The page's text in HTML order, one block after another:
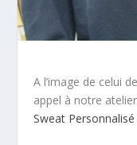
A l’image de celui
appel à notre
Sweat